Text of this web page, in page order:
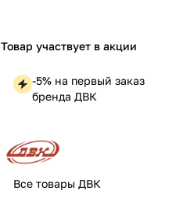
Товар участвует в акции
-5% на первый заказ
бренда ДВК
Все товары ДВК